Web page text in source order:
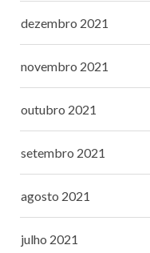
dezembro 2021
novembro 2021
outubro 2021
setembro 2021
agosto 2021
julho 2021